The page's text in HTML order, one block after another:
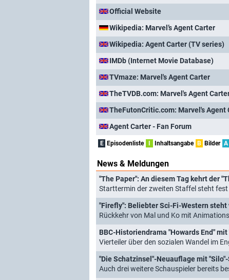
Official Website
Wikipedia: Marvel’s Agent Carter
Wikipedia: Agent Carter (TV series)
IMDb (Internet Movie Database)
TVmaze: Marvel's Agent Carter
TheTVDB.com: Marvel's Agent
TheFutonCritic.com: Marvel's Agent
Agent Carter - Fan Forum
E Episodenliste Inhaltsangabe B Bilder A
News & Meldungen
"The Paper": An diesem Tag kehrt der
Starttermin der zweiten Staffel steht
"Firefly": Beliebter Sci-Fi-Western
Rückkehr von Mal und Ko mit
BBC-Historiendrama "Howards End"
Vierteiler über den sozialen Wandel im
"Die Schatzinsel"-Neuauflage mit
Auch drei weitere Schauspieler bereits